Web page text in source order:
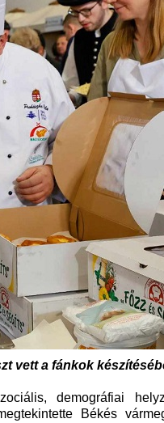
vett a fánkok
demográfiai
Békés